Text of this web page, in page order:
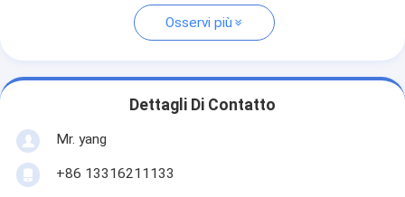
Osservi più
Dettagli Di Contatto
Mr. yang
+86 13316211133